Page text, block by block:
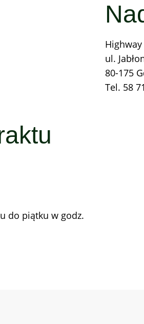
ul.
80-175
Tel. 58
do piątku w godz.